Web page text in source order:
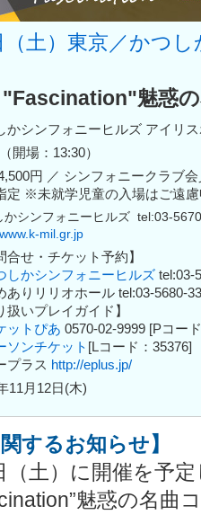
（土）東京／かつ
"Fascination"魅惑
かシンフォニーヒルズ アイリ
開場：13:30）
円 ／ シンフォニークラブ
定 ※未就学児童の入場はご遠
かシンフォニーヒルズ tel:03-
mil.gr.jp
合せ・チケット予約】
しかシンフォニーヒルズ tel:03-
ありリリオホール tel:03-5680-
扱いプレイガイド】
ットぴあ 0570-02-9999 [Pコー
ソンチケット [Lコード：35376]
プラス http://eplus.jp/
11月12日(木)
するお知らせ】
（土）に開催を予
魅惑の名曲